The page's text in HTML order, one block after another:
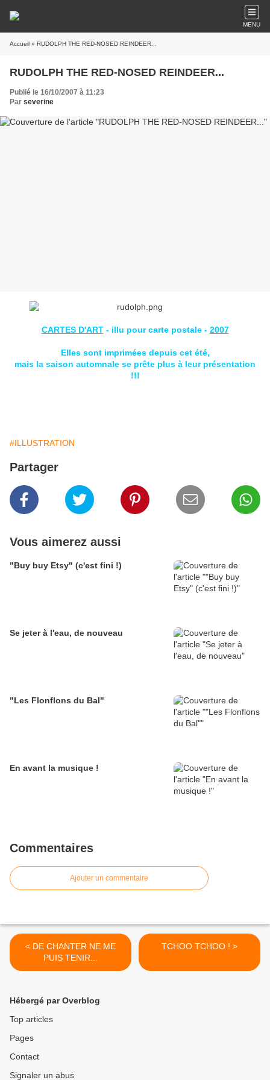
MENU
Accueil » RUDOLPH THE RED-NOSED REINDEER...
RUDOLPH THE RED-NOSED REINDEER...
Publié le 16/10/2007 à 11:23
Par severine
CARTES D'ART- illu pour carte postale - 2007
Elles sont imprimées depuis cet été,
mais la saison automnale se prête plus à leur présentation
!!!
#ILLUSTRATION
Partager
Vous aimerez aussi
"Buy buy Etsy" (c'est fini !)
Se jeter à l'eau, de nouveau
"Les Flonflons du Bal"
En avant la musique !
Commentaires
Ajouter un commentaire
< DE CHANTER NE ME
PUIS TENIR...
TCHOO TCHOO ! >
Hébergé par Overblog
Top articles
Pages
Contact
Signaler un abus